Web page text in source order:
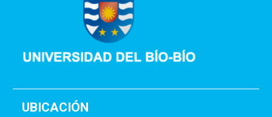
UBICACIÓN